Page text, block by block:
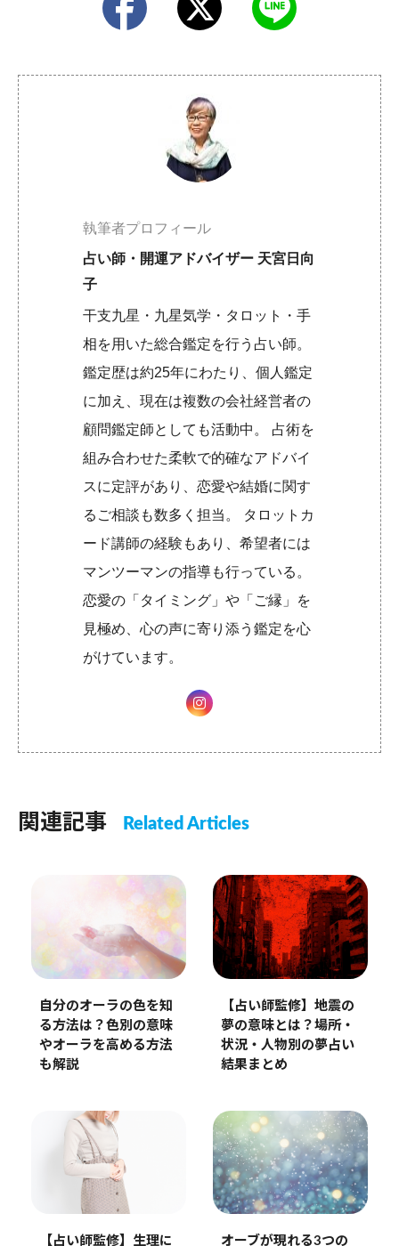
執筆者プロフィール
占い師・開運アドバイザー 天宮日向
子
干支九星・九星気学・タロット・手
相を用いた総合鑑定を行う占い師。
鑑定歴は約25年にわたり、個人鑑定
に加え、現在は複数の会社経営者の
顧問鑑定師としても活動中。 占術を
組み合わせた柔軟で的確なアドバイ
スに定評があり、恋愛や結婚に関す
るご相談も数多く担当。 タロットカ
ード講師の経験もあり、希望者には
マンツーマンの指導も行っている。
恋愛の「タイミング」や「ご縁」を
見極め、心の声に寄り添う鑑定を心
がけています。
関連記事 Related Articles
自分のオーラの色を知
る方法は？色別の意味
やオーラを高める方法
も解説
【占い師監修】地震の
夢の意味とは？場所・
状況・人物別の夢占い
結果まとめ
【占い師監修】生理に
オーブが現れる3つの